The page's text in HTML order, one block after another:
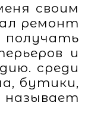
своим
ремонт
получать
и
среди
бутики,